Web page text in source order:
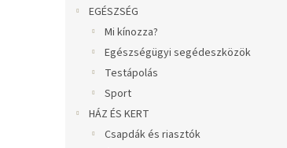
EGÉSZSÉG
Mi kínozza?
Egészségügyi segédeszközök
Testápolás
Sport
HÁZ ÉS KERT
Csapdák és riasztók